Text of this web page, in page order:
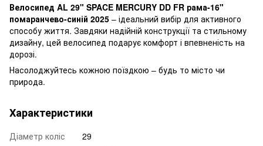
Велосипед AL 29" SPACE MERCURY DD FR рама-16"
помаранчево-синій 2025 – ідеальний вибір для активного
способу життя. Завдяки надійній конструкції та стильному
дизайну, цей велосипед подарує комфорт і впевненість на
дорозі.
Насолоджуйтесь кожною поїздкою – будь то місто чи
природа.
Характеристики
Діаметр коліс
29